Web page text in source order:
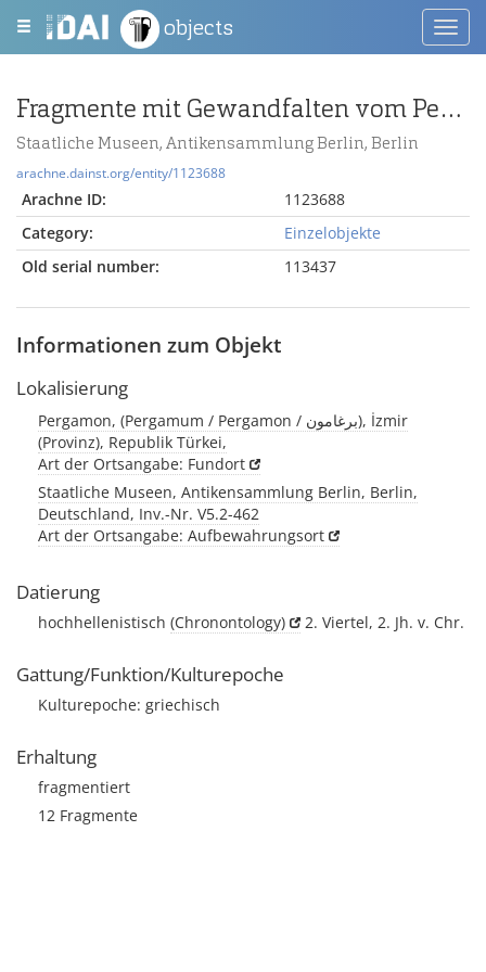
objects
Fragmente mit Gewandfalten vom Pergamonaltar (Rundplastik oder Relief)
Staatliche Museen, Antikensammlung Berlin, Berlin
arachne.dainst.org/entity/1123688
Arachne ID:
1123688
Category:
Einzelobjekte
Old serial number:
113437
Informationen zum Objekt
Lokalisierung
Pergamon, (Pergamum / Pergamon / برغامون), İzmir
(Provinz), Republik Türkei,
Art der Ortsangabe: Fundort
Staatliche Museen, Antikensammlung Berlin, Berlin,
Deutschland, Inv.-Nr. V5.2-462
Art der Ortsangabe: Aufbewahrungsort
Datierung
hochhellenistisch (Chronontology) 2. Viertel, 2. Jh. v. Chr.
Gattung/Funktion/Kulturepoche
Kulturepoche: griechisch
Erhaltung
fragmentiert
12 Fragmente